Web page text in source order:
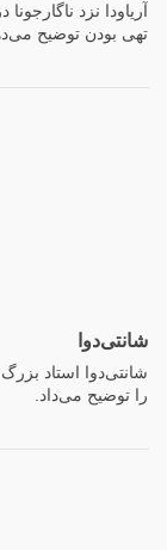
آریاودا نزد
تهی بودن توضیح
شانتی‌دوا
شانتی‌دوا استاد
را توضیح می‌داد.